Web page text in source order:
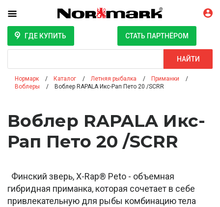
ГДЕ КУПИТЬ СТАТЬ ПАРТНЁРОМ
НАЙТИ
Нормарк Каталог Летняя рыбалка
Приманки
Воблеры
Воблер RAPALA Икс-Рап Пето 20 /SCRR
Воблер RAPALA Икс-
Рап Пето 20 /SCRR
Финский зверь, X-Rap® Peto - объемная
гибридная приманка, которая сочетает в себе
привлекательную для рыбы комбинацию тела